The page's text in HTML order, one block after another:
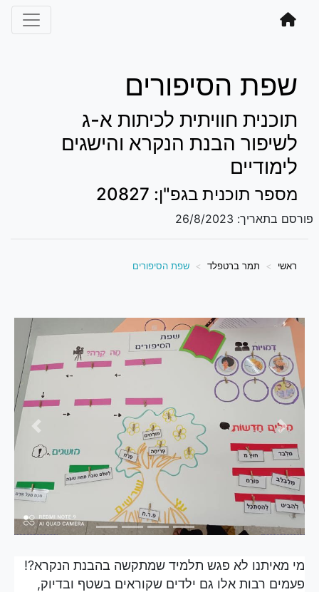
שפת הסיפורים
תוכנית חוויתית לכיתות א-ג
לשיפור הבנת הנקרא והישגים
לימודיים
מספר תוכנית בגפ"ן: 20827
פורסם בתאריך: 26/8/2023
ראשי תמר ברטפלד שפת הסיפורים
Next
מי מאיתנו לא פגש תלמיד שמתקשה בהבנת הנקרא?!
פעמים רבות אלו גם ילדים שקוראים בשטף ובדיוק,